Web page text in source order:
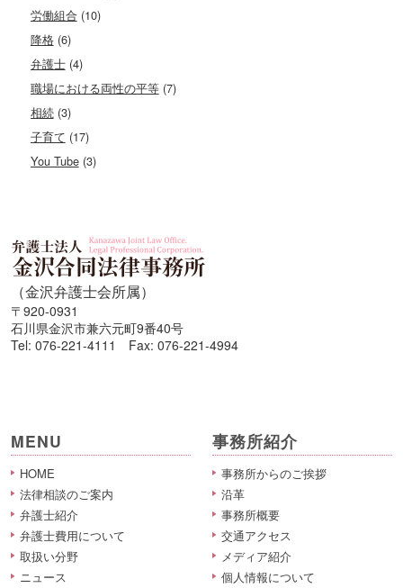
労働組合(10)
降格(6)
弁護士(4)
職場における両性の平等(7)
相続(3)
子育て (17)
You Tube(3)
（金沢弁護士会所属）
〒920-0931
石川県金沢市兼六元町9番40号
Tel: 076-221-4111 Fax: 076-221-4994
MENU
HOME
法律相談のご案内
弁護士紹介
弁護士費用について
取扱い分野
ニュース
事務所紹介
事務所からのご挨拶
沿革
事務所概要
交通アクセス
メディア紹介
個人情報について